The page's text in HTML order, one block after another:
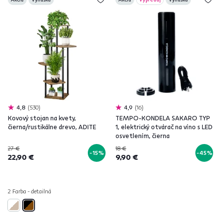
4,8 530
Kovový stojan na kvety,
čierna/rustikálne drevo, ADITE
27 €
22,90 € -15%
2 Farba - detailná
4,9 16
TEMPO-KONDELA SAKARO TYP
1, elektrický otvárač na víno s LED
osvetlením, čierna
18 €
9,90 € -45%